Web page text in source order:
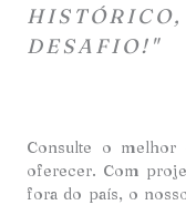
Consulte o
oferecer. Com
fora do país, o
DESAFIO!"